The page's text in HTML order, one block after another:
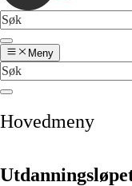
Meny
Hovedmeny